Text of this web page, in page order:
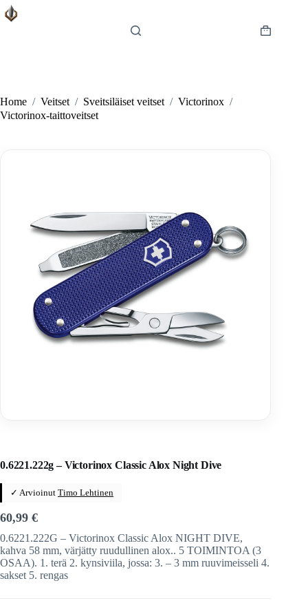
Skip
to
Shopping
Home / Veitset / Sveitsiläiset veitset / Victorinox /
Victorinox-taittoveitset
0.6221.222g – Victorinox Classic Alox Night Dive
✓ Arvioinut Timo Lehtinen
60,99 €
0.6221.222G – Victorinox Classic Alox NIGHT DIVE,
kahva 58 mm, värjätty ruudullinen alox.. 5 TOIMINTOA (3
OSAA). 1. terä 2. kynsiviila, jossa: 3. – 3 mm ruuvimeisseli 4.
sakset 5. rengas